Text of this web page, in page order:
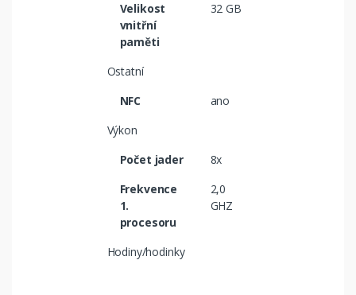
Velikost
vnitřní
paměti
32 GB
Ostatní
NFC
ano
Výkon
Počet jader
8x
Frekvence
1.
procesoru
2,0
GHZ
Hodiny/hodinky